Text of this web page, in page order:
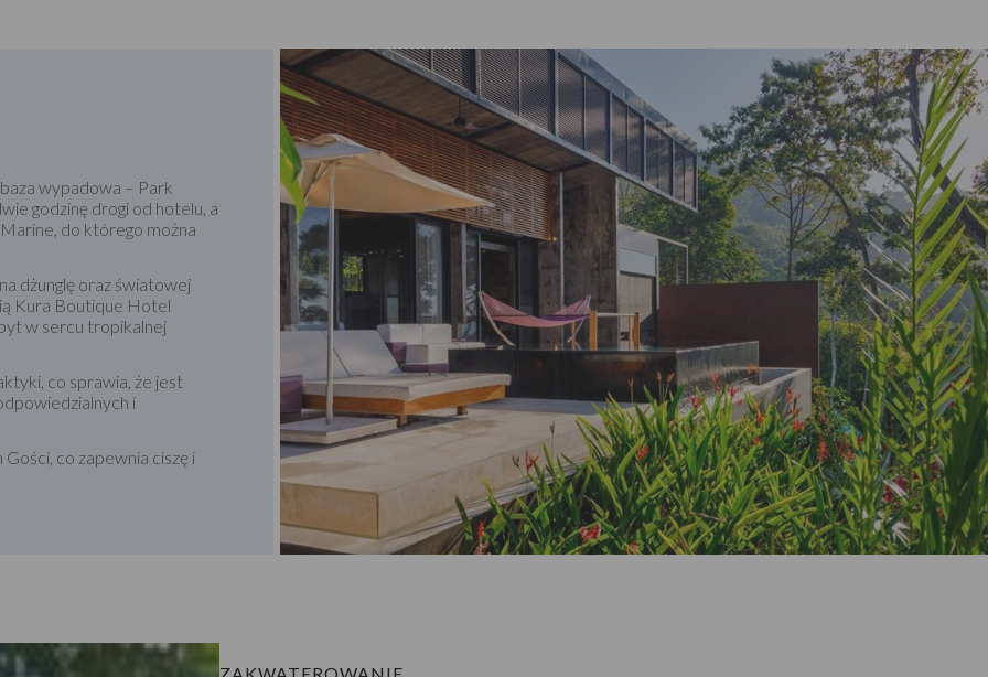
wypadowa – Park
godzinę drogi od hotelu, a
do którego można
dżunglę oraz światowej
Kura Boutique Hotel
w sercu tropikalnej
co sprawia, że jest
i
co zapewnia ciszę i